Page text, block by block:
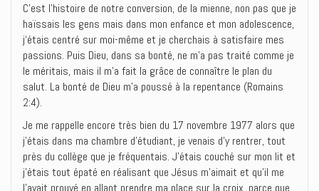
C’est l’histoire de notre conversion, de la mienne, non pas que je
haïssais les gens mais dans mon enfance et mon adolescence,
j‘étais centré sur moi-même et je cherchais à satisfaire mes
passions. Puis Dieu, dans sa bonté, ne m’a pas traité comme je
le méritais, mais il m’a fait la grâce de connaître le plan du
salut. La bonté de Dieu m’a poussé à la repentance (Romains
2:4).
Je me rappelle encore très bien du 17 novembre 1977 alors que
j’étais dans ma chambre d’étudiant, je venais d’y rentrer, tout
près du collège que je fréquentais. J’étais couché sur mon lit et
j’étais tout épaté en réalisant que Jésus m’aimait et qu’il me
l’avait prouvé en allant prendre ma place sur la croix, parce que